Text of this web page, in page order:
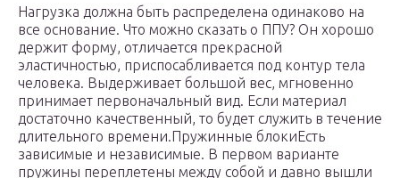
Нагрузка должна быть распределена одинаково на
все основание. Что можно сказать о ППУ? Он хорошо
держит форму, отличается прекрасной
эластичностью, приспосабливается под контур тела
человека. Выдерживает большой вес, мгновенно
принимает первоначальный вид. Если материал
достаточно качественный, то будет служить в течение
длительного времени.Пружинные блокиЕсть
зависимые и независимые. В первом варианте
пружины переплетены между собой и давно вышли